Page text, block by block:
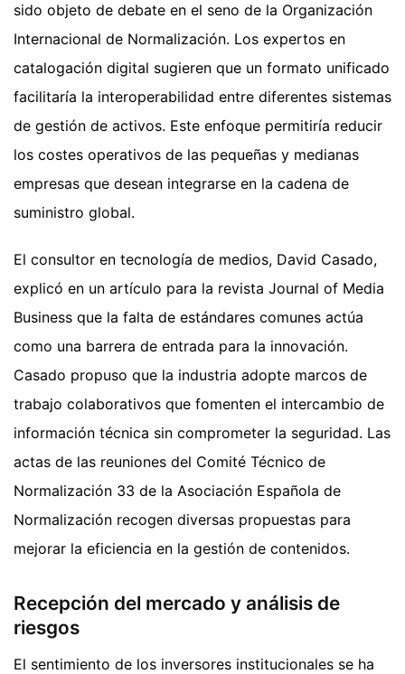
sido objeto de debate en el seno de la Organización
Internacional de Normalización. Los expertos en
catalogación digital sugieren que un formato unificado
facilitaría la interoperabilidad entre diferentes sistemas
de gestión de activos. Este enfoque permitiría reducir
los costes operativos de las pequeñas y medianas
empresas que desean integrarse en la cadena de
suministro global.
El consultor en tecnología de medios, David Casado,
explicó en un artículo para la revista Journal of Media
Business que la falta de estándares comunes actúa
como una barrera de entrada para la innovación.
Casado propuso que la industria adopte marcos de
trabajo colaborativos que fomenten el intercambio de
información técnica sin comprometer la seguridad. Las
actas de las reuniones del Comité Técnico de
Normalización 33 de la Asociación Española de
Normalización recogen diversas propuestas para
mejorar la eficiencia en la gestión de contenidos.
Recepción del mercado y análisis de
riesgos
El sentimiento de los inversores institucionales se ha